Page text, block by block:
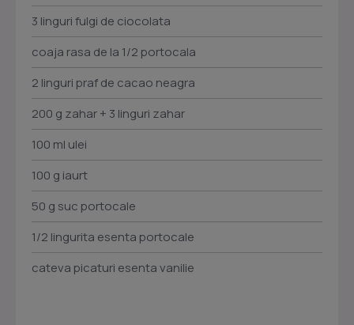
3 linguri fulgi de ciocolata
coaja rasa de la 1/2 portocala
2 linguri praf de cacao neagra
200 g zahar + 3 linguri zahar
100 ml ulei
100 g iaurt
50 g suc portocale
1/2 lingurita esenta portocale
cateva picaturi esenta vanilie